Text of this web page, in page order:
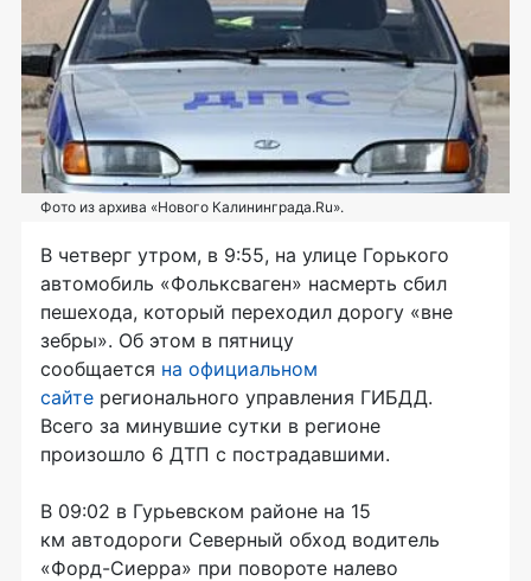
Фото из архива «Нового Калининграда.Ru».
В четверг утром, в 9:55, на улице Горького
автомобиль «Фольксваген» насмерть сбил
пешехода, который переходил дорогу «вне
зебры». Об этом в пятницу
сообщается на официальном
сайте регионального управления ГИБДД.
Всего за минувшие сутки в регионе
произошло 6 ДТП с пострадавшими.
В 09:02 в Гурьевском районе на 15
км автодороги Северный обход водитель
«Форд-Сиерра» при повороте налево